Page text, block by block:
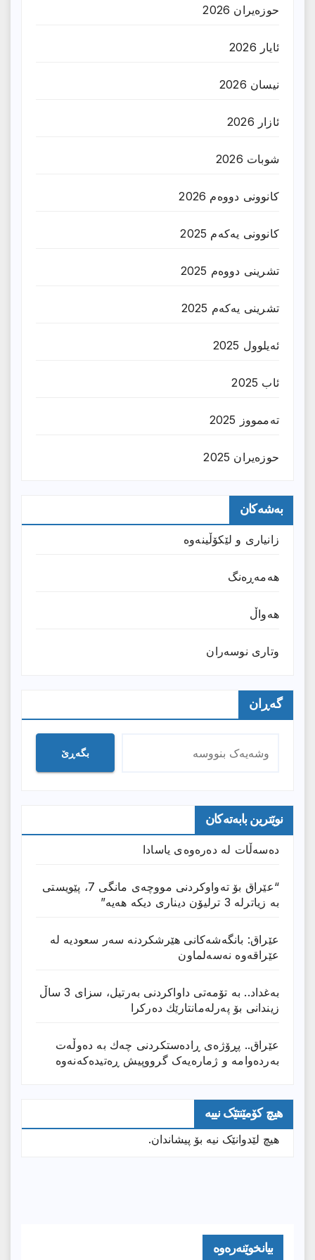
حوزه‌یران 2026
ئایار 2026
نیسان 2026
ئازار 2026
شوبات 2026
کانوونی دووەم 2026
کانوونی یەکەم 2025
تشرینی دووەم 2025
تشرینی یەکەم 2025
ئەیلوول 2025
ئاب 2025
تەممووز 2025
حوزه‌یران 2025
بەشەکان
زانیارى و لێکۆڵینەوە
هەمەڕەنگ
هەواڵ
وتارى نوسەران
گەڕان
بگەڕێ
نوێترین بابەتەکان
دەسەڵات لە دەرەوەی یاسادا
“عێراق بۆ تەواوکردنی مووچەی مانگى 7، پێویستی
بە زیاترلە 3 ترلیۆن دیناری دیکە هەیە”
عێراق: بانگەشەكانی هێرشكردنە سەر سعودیە لە
عێراقەوە نەسەلماون
بەغداد.. بە تۆمەتی داواكردنی بەرتیل، سزای 3 ساڵ
زیندانی بۆ پەرلەمانتارێك دەركرا
عێراق.. پڕۆژەی ڕادەستكردنی چەك بە دەوڵەت
بەردەوامە و ژمارەیەک گرووپیش ڕەتیدەکەنەوە
هیچ کۆمێنتێک نییە
هیچ لێدوانێک نیە بۆ پیشاندان.
بیانخوێنەرەوە